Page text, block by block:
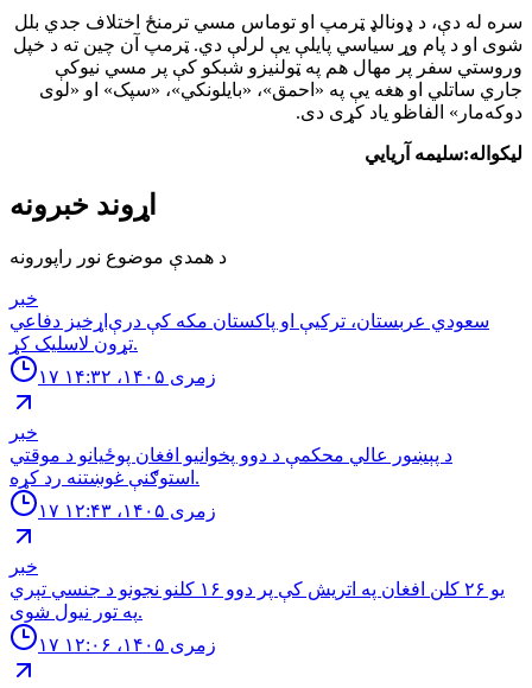
سره له دې، د ډونالډ ټرمپ او توماس مسي ترمنځ اختلاف جدي بلل
شوی او د پام وړ سياسي پايلې يې لرلې دي. ټرمپ آن چين ته د خپل
وروستي سفر پر مهال هم په ټولنيزو شبکو کې پر مسي نيوکې
جاري ساتلي او هغه يې په «احمق»، «بايلونکي»، «سپک» او «لوی
دوکه‌مار» الفاظو ياد کړی دی.
لیکواله:سلیمه آریایي
اړوند خبرونه
د همدې موضوع نور راپورونه
خبر
سعودي عربستان، ترکیې او پاکستان مکه کې درې‌اړخیز دفاعي
تړون لاسلیک کړ.
۱۷ زمری ۱۴۰۵، ۱۴:۳۲
خبر
د پېښور عالي محکمې د دوو پخوانیو افغان پوځیانو د موقتي
استوګنې غوښتنه رد کړه.
۱۷ زمری ۱۴۰۵، ۱۲:۴۳
خبر
یو ۲۶ کلن افغان په اتریش کې پر دوو ۱۶ کلنو نجونو د جنسي تېري
په تور نیول شوی.
۱۷ زمری ۱۴۰۵، ۱۲:۰۶